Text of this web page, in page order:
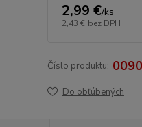
2,99 €/ks
2,43 € bez DPH
Číslo produktu:
Do obľúbených